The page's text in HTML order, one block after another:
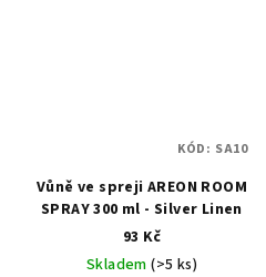
Vůně ve spreji AREON ROOM
SPRAY 300 ml - Silver Linen
93 Kč
Skladem(>5 ks)
KÓD: SA10